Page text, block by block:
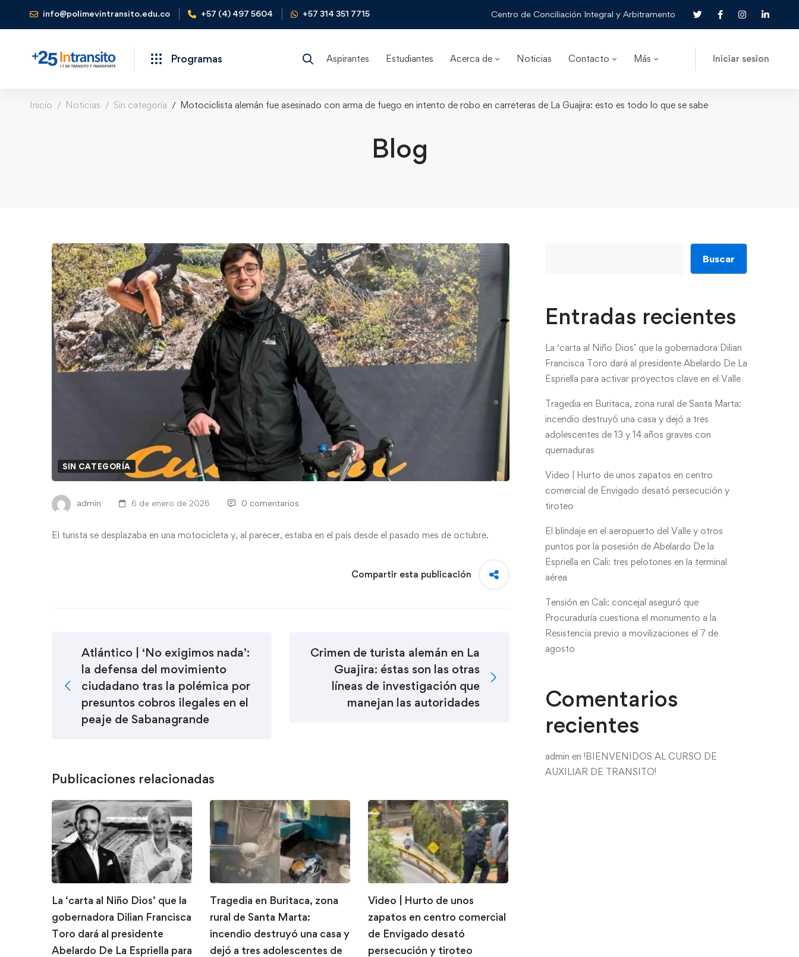
info@polimevintransito.edu.co +57 (4) 497 5604 +57 314 351 7715 Centro de Conciliación Integral y Arbitramento
Programas Aspirantes Estudiantes Acerca de Noticias Contacto Más Iniciar sesion
Inicio Noticias Sin categoría Motociclista alemán fue asesinado con arma de fuego en intento de robo en carreteras de La Guajira: esto es todo lo que se sabe
Blog
SIN CATEGORÍA
admin 6 de enero de 2026 0 comentarios
El turista se desplazaba en una motocicleta y, al parecer, estaba en el país desde el pasado mes de octubre.
Compartir esta publicación
Atlántico | ‘No exigimos nada’:
la defensa del movimiento
ciudadano tras la polémica por
presuntos cobros ilegales en el
peaje de Sabanagrande
Crimen de turista alemán en La
Guajira: éstas son las otras
líneas de investigación que
manejan las autoridades
Publicaciones relacionadas
La ‘carta al Niño Dios’ que la
gobernadora Dilian Francisca
Toro dará al presidente
Abelardo De La Espriella para
Tragedia en Buritaca, zona
rural de Santa Marta:
incendio destruyó una casa y
dejó a tres adolescentes de
Video | Hurto de unos
zapatos en centro comercial
de Envigado desató
persecución y tiroteo
Buscar
Entradas recientes
La ‘carta al Niño Dios’ que la gobernadora Dilian
Francisca Toro dará al presidente Abelardo De La
Espriella para activar proyectos clave en el Valle
Tragedia en Buritaca, zona rural de Santa Marta:
incendio destruyó una casa y dejó a tres
adolescentes de 13 y 14 años graves con
quemaduras
Video | Hurto de unos zapatos en centro
comercial de Envigado desató persecución y
tiroteo
El blindaje en el aeropuerto del Valle y otros
puntos por la posesión de Abelardo De la
Espriella en Cali: tres pelotones en la terminal
aérea
Tensión en Cali: concejal aseguró que
Procuraduría cuestiona el monumento a la
Resistencia previo a movilizaciones el 7 de
agosto
Comentarios
recientes
admin en !BIENVENIDOS AL CURSO DE
AUXILIAR DE TRANSITO!